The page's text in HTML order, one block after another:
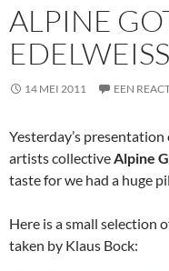
ALPINE
14 MEI 2011 EEN
Yesterday’s
artists collective Alpine
taste for we had a huge
Here is a small selection
taken by Klaus Bock: